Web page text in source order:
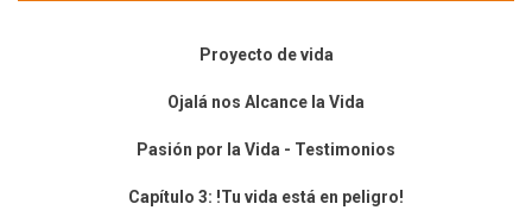
Proyecto de vida
Ojalá nos Alcance la Vida
Pasión por la Vida - Testimonios
Capítulo 3: !Tu vida está en peligro!